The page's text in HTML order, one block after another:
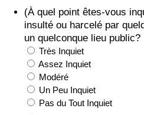
(À quel point êtes-vous
insulté ou harcelé par
un quelconque lieu public?
Très Inquiet
Assez Inquiet
Modéré
Un Peu Inquiet
Pas du Tout Inquiet